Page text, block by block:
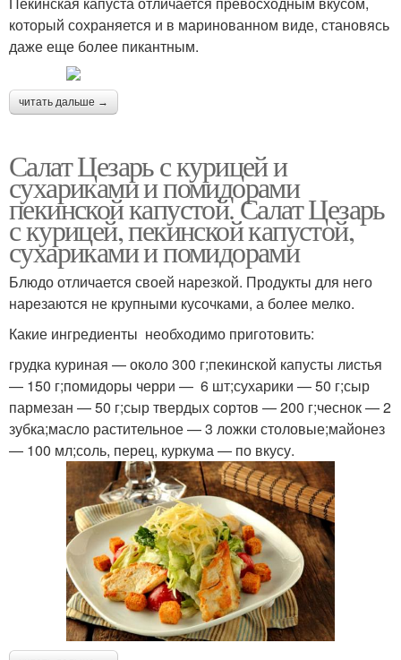
который сохраняется и в маринованном виде, становясь
даже еще более пикантным.
читать дальше →
Салат Цезарь с курицей и
сухариками и помидорами
пекинской капустой. Салат Цезарь
с курицей, пекинской капустой,
сухариками и помидорами
Блюдо отличается своей нарезкой. Продукты для него
нарезаются не крупными кусочками, а более мелко.
Какие ингредиенты необходимо приготовить:
грудка куриная — около 300 г;пекинской капусты листья
— 150 г;помидоры черри — 6 шт;сухарики — 50 г;сыр
пармезан — 50 г;сыр твердых сортов — 200 г;чеснок — 2
зубка;масло растительное — 3 ложки столовые;майонез
— 100 мл;соль, перец, куркума — по вкусу.